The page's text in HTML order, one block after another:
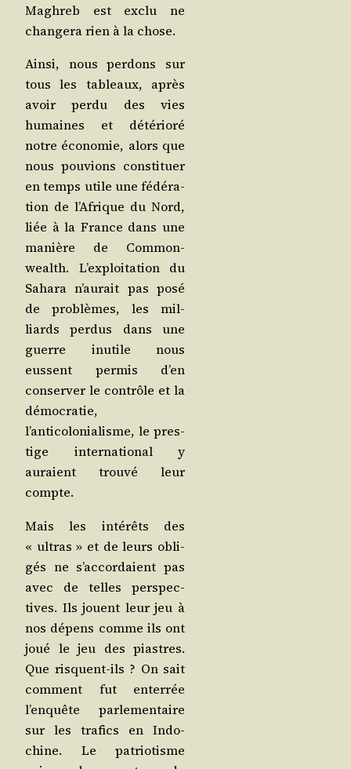
Magh­reb est exclu ne
chan­ge­ra rien à la chose.
Ain­si, nous per­dons sur
tous les tableaux, après
avoir per­du des vies
humaines et dété­rio­ré
notre éco­no­mie, alors que
nous pou­vions consti­tuer
en temps utile une fédé­ra­
tion de l’Afrique du Nord,
liée à la France dans une
manière de Com­mon­
wealth. L’exploitation du
Saha­ra n’aurait pas posé
de pro­blèmes, les mil­
liards per­dus dans une
guerre inutile nous
eussent per­mis d’en
conser­ver le contrôle et la
démo­cra­tie,
l’anticolonialisme, le pres­
tige inter­na­tio­nal y
auraient trou­vé leur
compte.
Mais les inté­rêts des
« ultras » et de leurs obli­
gés ne s’accordaient pas
avec de telles pers­pec­
tives. Ils jouent leur jeu à
nos dépens comme ils ont
joué le jeu des piastres.
Que risquent-ils ? On sait
com­ment fut enter­rée
l’enquête par­le­men­taire
sur les tra­fics en Indo­
chine. Le patrio­tisme